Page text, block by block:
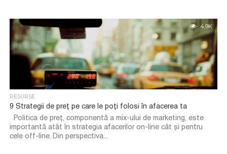
4.9K
RESURSE
9 Strategii de preț pe care le poți folosi în afacerea ta
Politica de preț, componentă a mix-ului de marketing, este
importantă atât în strategia afacerilor on-line cât și pentru
cele off-line. Din perspectiva...